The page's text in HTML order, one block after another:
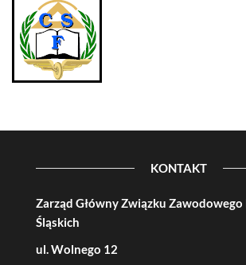
KONTAKT
Zarząd Główny Związku
Śląskich
ul. Wolnego 12